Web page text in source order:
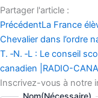
Partager l'article :
PrécédentLa France
Chevalier dans l’ordre
T. ‑N. ‑L : Le conseil
canadien |RADIO-
Inscrivez-vous à notre